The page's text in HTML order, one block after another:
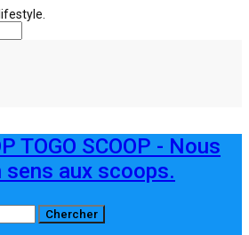
TOGO SCOOP - Nous
sens aux scoops.